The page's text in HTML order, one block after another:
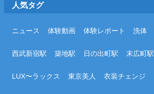
人気タグ
ニュース 体験動画 体験レポート 洗体
西武新宿駅 築地駅 日の出町駅 末広町駅
LUX〜ラックス 東京美人 衣装チェンジ